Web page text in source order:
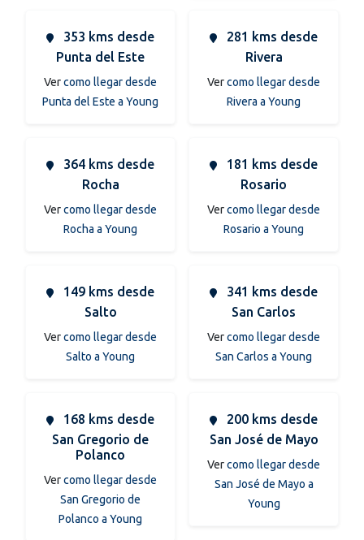
353 kms desde
Punta del Este
Vercomo llegar desde
Punta del Este a Young
281 kms desde
Rivera
Vercomo llegar desde
Rivera a Young
364 kms desde
Rocha
Vercomo llegar desde
Rocha a Young
181 kms desde
Rosario
Vercomo llegar desde
Rosario a Young
149 kms desde
Salto
Vercomo llegar desde
Salto a Young
341 kms desde
San Carlos
Vercomo llegar desde
San Carlos a Young
168 kms desde
San Gregorio de
Polanco
Vercomo llegar desde
San Gregorio de
Polanco a Young
200 kms desde
San José de Mayo
Vercomo llegar desde
San José de Mayo a
Young